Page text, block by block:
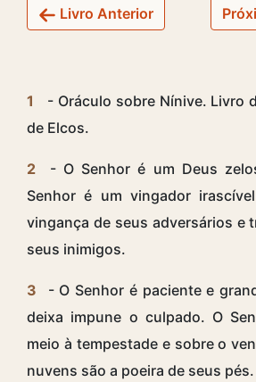
Livro Anterior
1
- Oráculo sobre Nínive. Livro
de Elcos.
2
- O Senhor é um Deus
Senhor é um vingador
vingança de seus adversários e
seus inimigos.
3
- O Senhor é paciente e
deixa impune o culpado. O
meio à tempestade e sobre o
nuvens são a poeira de seus pés.